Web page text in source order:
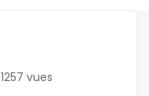
1257 vues